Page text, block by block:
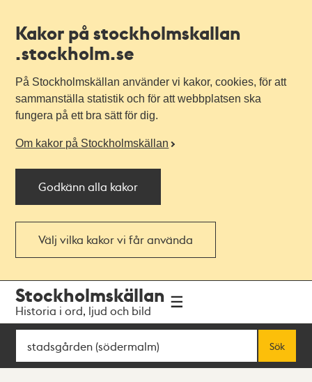
Kakor på stockholmskallan
.stockholm.se
På Stockholmskällan använder vi kakor, cookies, för att
sammanställa statistik och för att webbplatsen ska
fungera på ett bra sätt för dig.
Om kakor på Stockholmskällan
Godkänn alla kakor
Välj vilka kakor vi får använda
navigationen
huvudinnehållet
Stockholmskällan
Historia i ord, ljud och bild
Sök
Sök